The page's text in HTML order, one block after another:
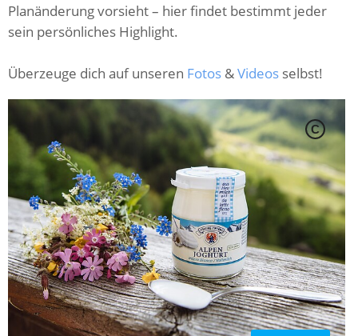
Planänderung vorsieht – hier findet bestimmt jeder
sein persönliches Highlight.
Überzeuge dich auf unseren Fotos &Videos selbst!
C